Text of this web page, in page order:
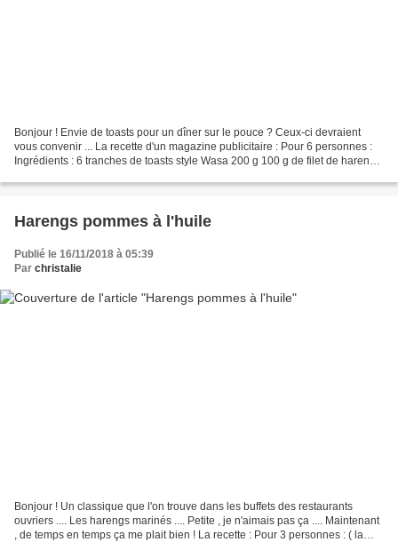
Bonjour ! Envie de toasts pour un dîner sur le pouce ? Ceux-ci devraient
vous convenir ... La recette d'un magazine publicitaire : Pour 6 personnes :
Ingrédients : 6 tranches de toasts style Wasa 200 g 100 g de filet de hareng
Harengs pommes à l'huile
Publié le 16/11/2018 à 05:39
Par christalie
Bonjour ! Un classique que l'on trouve dans les buffets des restaurants
ouvriers .... Les harengs marinés .... Petite , je n'aimais pas ça .... Maintenant
, de temps en temps ça me plait bien ! La recette : Pour 3 personnes : ( la